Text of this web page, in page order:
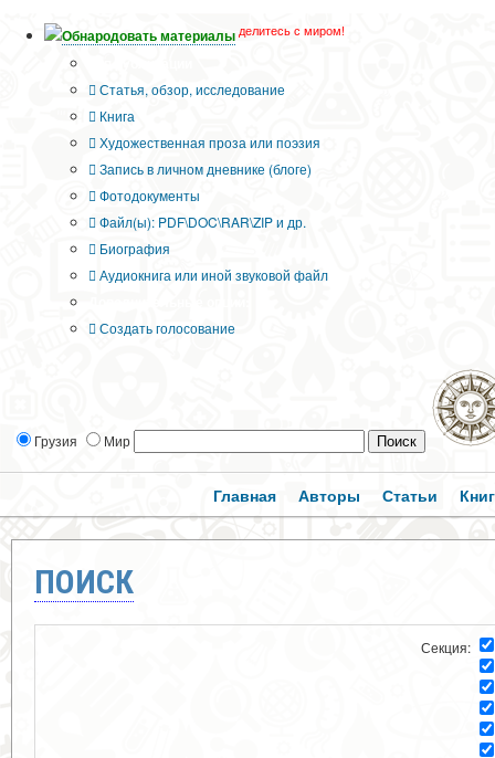
Обнародовать материалы делитесь с миром!
Статья, обзор, исследование
Книга
Художественная проза или поэзия
Запись в личном дневнике (блоге)
Фотодокументы
Файл(ы): PDF\DOC\RAR\ZIP и др.
Биография
Аудиокнига или иной звуковой файл
Создать голосование
Грузия Мир
Главная Авторы Статьи
ПОИСК
Секция: